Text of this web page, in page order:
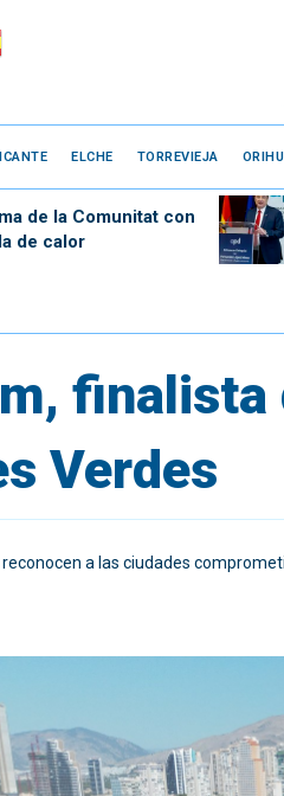
ELCHE TORREVIEJA
de la Comunitat con
de calor
finalista
Verdes
a las ciudades